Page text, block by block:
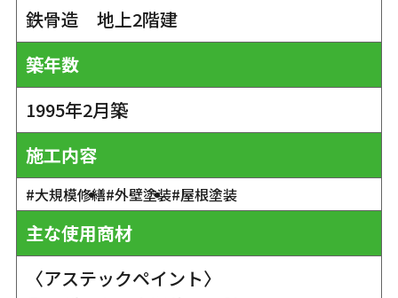
鉄骨造 地上2階建
築年数
1995年2月築
施工内容
#大規模修繕#外壁塗装#屋根塗装
主な使用商材
〈アステックペイント〉